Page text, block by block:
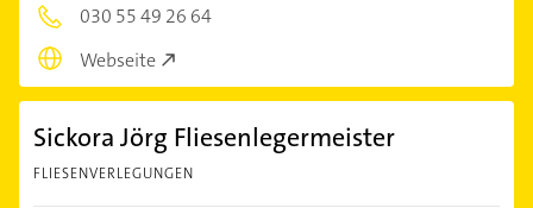
030 55 49 26 64
Webseite
Sickora Jörg Fliesenlegermeister
FLIESENVERLEGUNGEN